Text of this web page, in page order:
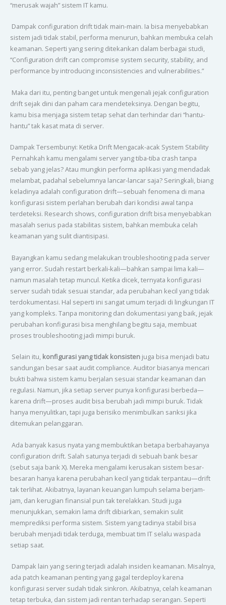
“merusak wajah” sistem IT kamu.
Dampak configuration drift tidak main-main. Ia bisa menyebabkan
sistem jadi tidak stabil, performa menurun, bahkan membuka celah
keamanan. Seperti yang sering ditekankan dalam berbagai studi,
“Configuration drift can compromise system security, stability, and
performance by introducing inconsistencies and vulnerabilities.”
Maka dari itu, penting banget untuk mengenali jejak configuration
drift sejak dini dan paham cara mendeteksinya. Dengan begitu,
kamu bisa menjaga sistem tetap sehat dan terhindar dari “hantu-
hantu” tak kasat mata di server.
Dampak Tersembunyi: Ketika Drift Mengacak-acak System Stability
Pernahkah kamu mengalami server yang tiba-tiba crash tanpa
sebab yang jelas? Atau mungkin performa aplikasi yang mendadak
melambat, padahal sebelumnya lancar-lancar saja? Seringkali, biang
keladinya adalah configuration drift—sebuah fenomena di mana
konfigurasi sistem perlahan berubah dari kondisi awal tanpa
terdeteksi. Research shows, configuration drift bisa menyebabkan
masalah serius pada stabilitas sistem, bahkan membuka celah
keamanan yang sulit diantisipasi.
Bayangkan kamu sedang melakukan troubleshooting pada server
yang error. Sudah restart berkali-kali—bahkan sampai lima kali—
namun masalah tetap muncul. Ketika dicek, ternyata konfigurasi
server sudah tidak sesuai standar, ada perubahan kecil yang tidak
terdokumentasi. Hal seperti ini sangat umum terjadi di lingkungan IT
yang kompleks. Tanpa monitoring dan dokumentasi yang baik, jejak
perubahan konfigurasi bisa menghilang begitu saja, membuat
proses troubleshooting jadi mimpi buruk.
Selain itu, konfigurasi yang tidak konsistenjuga bisa menjadi batu
sandungan besar saat audit compliance. Auditor biasanya mencari
bukti bahwa sistem kamu berjalan sesuai standar keamanan dan
regulasi. Namun, jika setiap server punya konfigurasi berbeda—
karena drift—proses audit bisa berubah jadi mimpi buruk. Tidak
hanya menyulitkan, tapi juga berisiko menimbulkan sanksi jika
ditemukan pelanggaran.
Ada banyak kasus nyata yang membuktikan betapa berbahayanya
configuration drift. Salah satunya terjadi di sebuah bank besar
(sebut saja bank X). Mereka mengalami kerusakan sistem besar-
besaran hanya karena perubahan kecil yang tidak terpantau—drift
tak terlihat. Akibatnya, layanan keuangan lumpuh selama berjam-
jam, dan kerugian finansial pun tak terelakkan. Studi juga
menunjukkan, semakin lama drift dibiarkan, semakin sulit
memprediksi performa sistem. Sistem yang tadinya stabil bisa
berubah menjadi tidak terduga, membuat tim IT selalu waspada
setiap saat.
Dampak lain yang sering terjadi adalah insiden keamanan. Misalnya,
ada patch keamanan penting yang gagal terdeploy karena
konfigurasi server sudah tidak sinkron. Akibatnya, celah keamanan
tetap terbuka, dan sistem jadi rentan terhadap serangan. Seperti